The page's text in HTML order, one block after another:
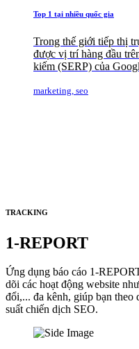
Top 1 tại nhiều quốc gia
Trong thế giới tiếp thị
được vị trí hàng đầu
kiếm (SERP) của
marketing, seo
TRACKING
1-REPORT
Ứng dụng báo cáo 1-
dõi các hoạt động website
đổi,... đa kênh, giúp bạn theo
suất chiến dịch SEO.